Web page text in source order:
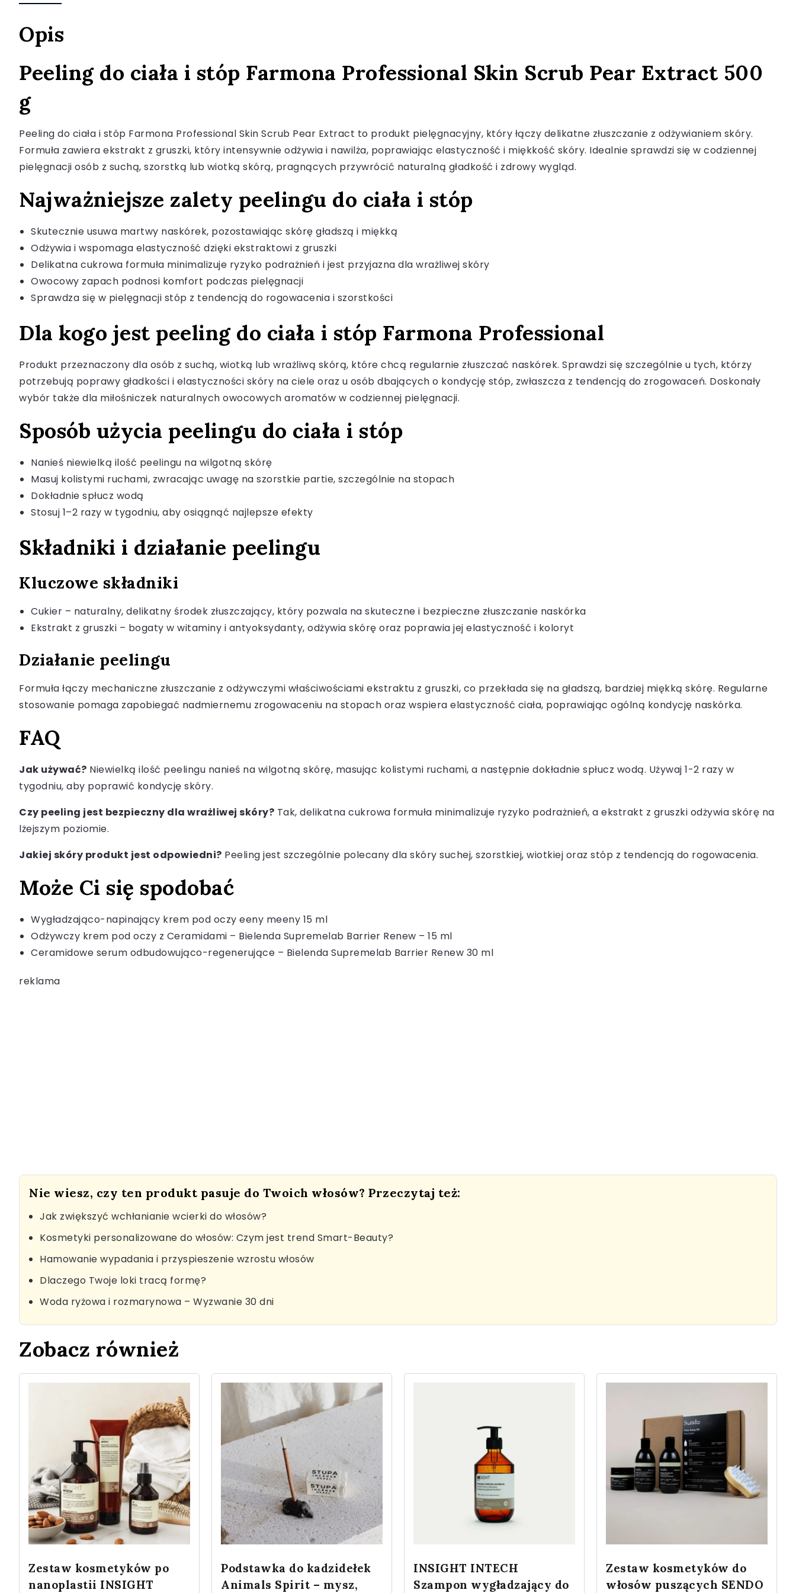
Opis
Peeling do ciała i stóp Farmona Professional Skin Scrub Pear Extract 500
g
Peeling do ciała i stóp Farmona Professional Skin Scrub Pear Extract to produkt pielęgnacyjny, który łączy delikatne złuszczanie z odżywianiem skóry.
Formuła zawiera ekstrakt z gruszki, który intensywnie odżywia i nawilża, poprawiając elastyczność i miękkość skóry. Idealnie sprawdzi się w codziennej
pielęgnacji osób z suchą, szorstką lub wiotką skórą, pragnących przywrócić naturalną gładkość i zdrowy wygląd.
Najważniejsze zalety peelingu do ciała i stóp
Skutecznie usuwa martwy naskórek, pozostawiając skórę gładszą i miękką
Odżywia i wspomaga elastyczność dzięki ekstraktowi z gruszki
Delikatna cukrowa formuła minimalizuje ryzyko podrażnień i jest przyjazna dla wrażliwej skóry
Owocowy zapach podnosi komfort podczas pielęgnacji
Sprawdza się w pielęgnacji stóp z tendencją do rogowacenia i szorstkości
Dla kogo jest peeling do ciała i stóp Farmona Professional
Produkt przeznaczony dla osób z suchą, wiotką lub wrażliwą skórą, które chcą regularnie złuszczać naskórek. Sprawdzi się szczególnie u tych, którzy
potrzebują poprawy gładkości i elastyczności skóry na ciele oraz u osób dbających o kondycję stóp, zwłaszcza z tendencją do zrogowaceń. Doskonały
wybór także dla miłośniczek naturalnych owocowych aromatów w codziennej pielęgnacji.
Sposób użycia peelingu do ciała i stóp
Nanieś niewielką ilość peelingu na wilgotną skórę
Masuj kolistymi ruchami, zwracając uwagę na szorstkie partie, szczególnie na stopach
Dokładnie spłucz wodą
Stosuj 1–2 razy w tygodniu, aby osiągnąć najlepsze efekty
Składniki i działanie peelingu
Kluczowe składniki
Cukier – naturalny, delikatny środek złuszczający, który pozwala na skuteczne i bezpieczne złuszczanie naskórka
Ekstrakt z gruszki – bogaty w witaminy i antyoksydanty, odżywia skórę oraz poprawia jej elastyczność i koloryt
Działanie peelingu
Formuła łączy mechaniczne złuszczanie z odżywczymi właściwościami ekstraktu z gruszki, co przekłada się na gładszą, bardziej miękką skórę. Regularne
stosowanie pomaga zapobiegać nadmiernemu zrogowaceniu na stopach oraz wspiera elastyczność ciała, poprawiając ogólną kondycję naskórka.
FAQ
Jak używać? Niewielką ilość peelingu nanieś na wilgotną skórę, masując kolistymi ruchami, a następnie dokładnie spłucz wodą. Używaj 1-2 razy w
tygodniu, aby poprawić kondycję skóry.
Czy peeling jest bezpieczny dla wrażliwej skóry? Tak, delikatna cukrowa formuła minimalizuje ryzyko podrażnień, a ekstrakt z gruszki odżywia skórę na
lżejszym poziomie.
Jakiej skóry produkt jest odpowiedni? Peeling jest szczególnie polecany dla skóry suchej, szorstkiej, wiotkiej oraz stóp z tendencją do rogowacenia.
Może Ci się spodobać
Wygładzająco-napinający krem pod oczy eeny meeny 15 ml
Odżywczy krem pod oczy z Ceramidami – Bielenda Supremelab Barrier Renew – 15 ml
Ceramidowe serum odbudowująco-regenerujące – Bielenda Supremelab Barrier Renew 30 ml
reklama
Nie wiesz, czy ten produkt pasuje do Twoich włosów? Przeczytaj też:
Jak zwiększyć wchłanianie wcierki do włosów?
Kosmetyki personalizowane do włosów: Czym jest trend Smart-Beauty?
Hamowanie wypadania i przyspieszenie wzrostu włosów
Dlaczego Twoje loki tracą formę?
Woda ryżowa i rozmarynowa – Wyzwanie 30 dni
Zobacz również
Zestaw kosmetyków po
nanoplastii INSIGHT
Podstawka do kadzidełek
Animals Spirit – mysz,
INSIGHT INTECH
Szampon wygładzający do
Zestaw kosmetyków do
włosów puszących SENDO